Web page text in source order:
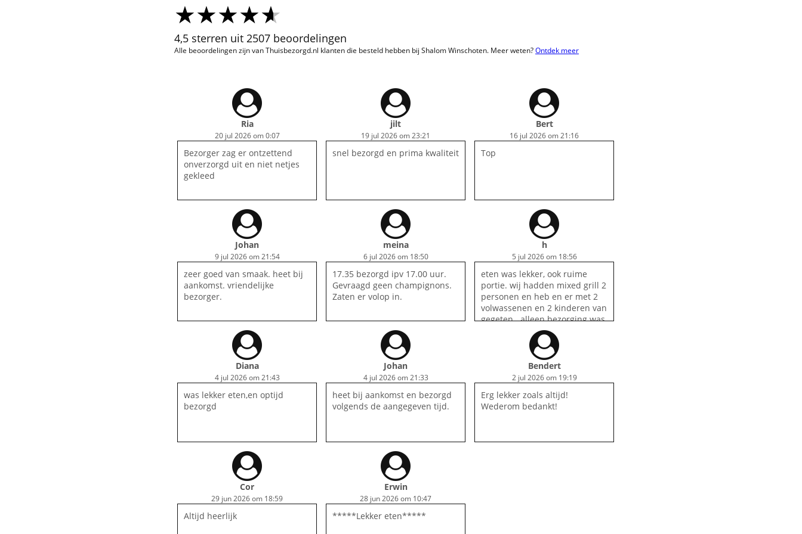
4,5 sterren uit 2507 beoordelingen
Alle beoordelingen zijn van Thuisbezorgd.nl klanten die besteld hebben bij Shalom Winschoten. Meer weten?Ontdek meer
Ria
20 jul 2026 om 0:07
Bezorger zag er ontzettend
onverzorgd uit en niet netjes
gekleed
jilt
19 jul 2026 om 23:21
snel bezorgd en prima kwaliteit
Bert
16 jul 2026 om 21:16
Top
Johan
9 jul 2026 om 21:54
zeer goed van smaak. heet bij
aankomst. vriendelijke
bezorger.
meina
6 jul 2026 om 18:50
17.35 bezorgd ipv 17.00 uur.
Gevraagd geen champignons.
Zaten er volop in.
h
5 jul 2026 om 18:56
eten was lekker, ook ruime
portie. wij hadden mixed grill 2
personen en heb en er met 2
volwassenen en 2 kinderen van
gegeten.. alleen bezorging was
alweer bijna 30 minuten te
laat. hadden al om 13.00 uur
besteld voor 16.45
Diana
4 jul 2026 om 21:43
was lekker eten,en optijd
bezorgd
Johan
4 jul 2026 om 21:33
heet bij aankomst en bezorgd
volgends de aangegeven tijd.
Bendert
2 jul 2026 om 19:19
Erg lekker zoals altijd!
Wederom bedankt!
Cor
29 jun 2026 om 18:59
Altijd heerlijk
Erwin
28 jun 2026 om 10:47
*****Lekker eten*****